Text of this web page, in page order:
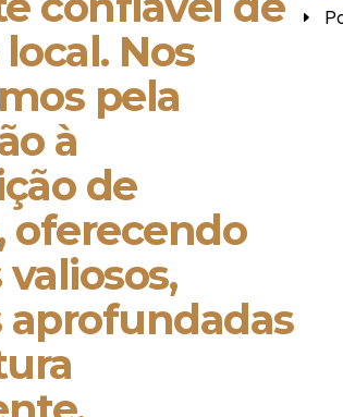
Nos
pela
à
de
oferecendo
aprofundadas